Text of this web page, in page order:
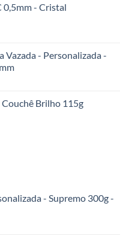
0,5mm - Cristal
Vazada - Personalizada -
Brilho 115g
- Supremo 300g -